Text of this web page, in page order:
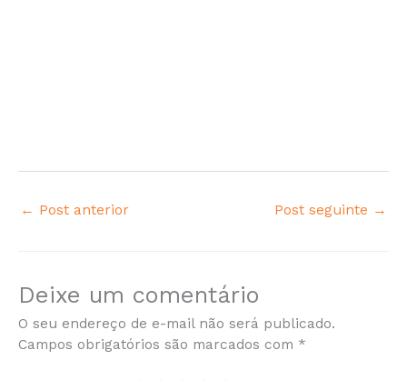
← Post anterior Post seguinte →
Deixe um comentário
O seu endereço de e-mail não será publicado.
Campos obrigatórios são marcados com *